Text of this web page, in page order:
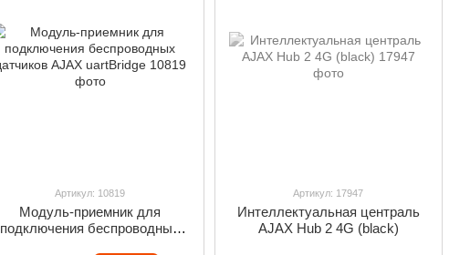
Артикул: 10819
Модуль-приемник для
подключения беспроводных
Артикул: 17947
Интеллектуальная централь
AJAX Hub 2 4G (black)